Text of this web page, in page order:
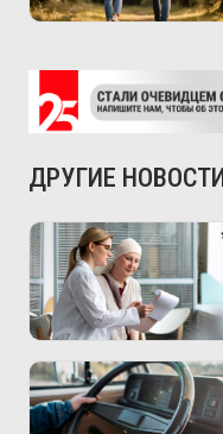
ДРУГИЕ